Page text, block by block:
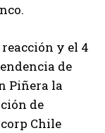
y el 4
de
Piñera la
de
Chile